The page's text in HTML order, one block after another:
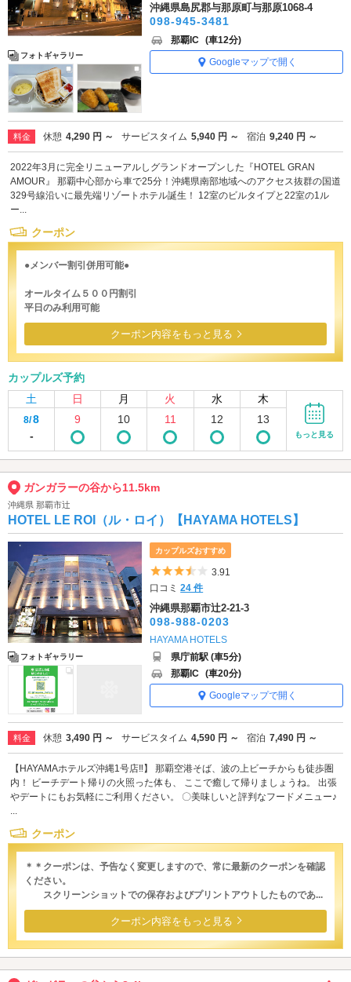
フォトギャラリー
沖縄県島尻郡与那原町与那原1068-4
098-945-3481
那覇IC (車12分)
Googleマップで開く
料金 休憩 4,290 円 ～ サービスタイム 5,940 円 ～ 宿泊 9,240 円 ～
2022年3月に完全リニューアルしグランドオープンした『HOTEL GRAN
AMOUR』 那覇中心部から車で25分！沖縄県南部地域へのアクセス抜群の国道
329号線沿いに最先端リゾートホテル誕生！ 12室のビルタイプと22室の1ル
ー...
クーポン
●メンバー割引併用可能●
オールタイム５００円割引
平日のみ利用可能
クーポン内容をもっと見る
カップルズ予約
土
日 月 火 水 木
8/8
-
9 10 11 12 13
もっと見る
ガンガラーの谷から11.5km
沖縄県 那覇市辻
HOTEL LE ROI（ル・ロイ）【HAYAMA HOTELS】
フォトギャラリー
カップルズおすすめ
5つ星のうち3.5
3.91
口コミ24 件
沖縄県那覇市辻2-21-3
098-988-0203
HAYAMA HOTELS
県庁前駅 (車5分)
那覇IC (車20分)
Googleマップで開く
料金 休憩 3,490 円 ～ サービスタイム 4,590 円 ～ 宿泊 7,490 円 ～
【HAYAMAホテルズ沖縄1号店‼】 那覇空港そば、波の上ビーチからも徒歩圏
内！ ビーチデート帰りの火照った体も、 ここで癒して帰りましょうね。 出張
やデートにもお気軽にご利用ください。 〇美味しいと評判なフードメニュー♪
クーポン
＊＊クーポンは、予告なく変更しますので、常に最新のクーポンを確認
ください。
スクリーンショットでの保存およびプリントアウトしたものであ...
クーポン内容をもっと見る